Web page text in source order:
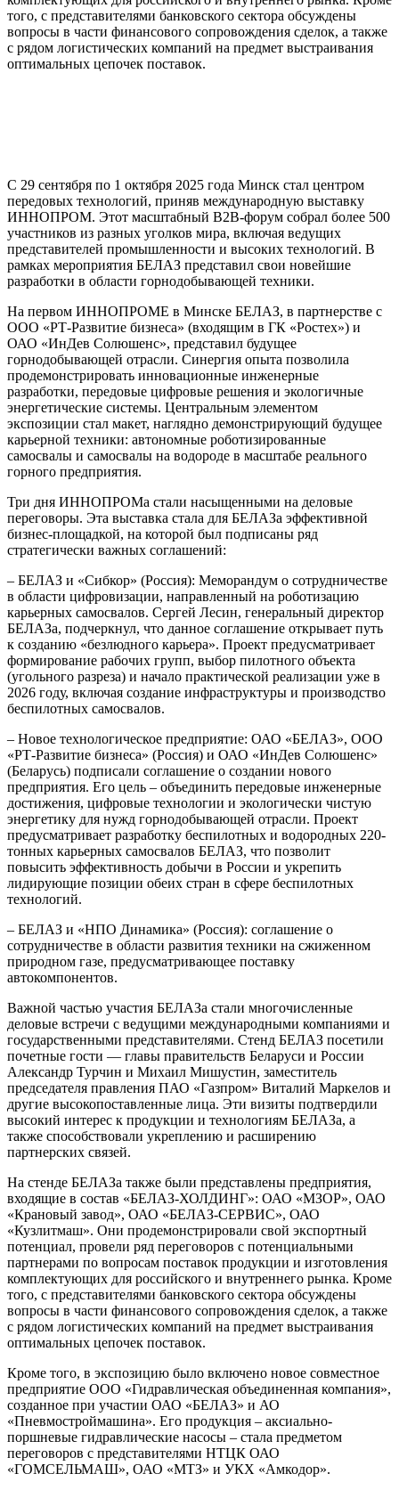
того, с представителями банковского сектора обсуждены
вопросы в части финансового сопровождения сделок, а также
с рядом логистических компаний на предмет выстраивания
оптимальных цепочек поставок.
С 29 сентября по 1 октября 2025 года Минск стал центром
передовых технологий, приняв международную выставку
ИННОПРОМ. Этот масштабный B2B-форум собрал более 500
участников из разных уголков мира, включая ведущих
представителей промышленности и высоких технологий. В
рамках мероприятия БЕЛАЗ представил свои новейшие
разработки в области горнодобывающей техники.
На первом ИННОПРОМЕ в Минске БЕЛАЗ, в партнерстве с
ООО «РТ-Развитие бизнеса» (входящим в ГК «Ростех») и
ОАО «ИнДев Солюшенс», представил будущее
горнодобывающей отрасли. Синергия опыта позволила
продемонстрировать инновационные инженерные
разработки, передовые цифровые решения и экологичные
энергетические системы. Центральным элементом
экспозиции стал макет, наглядно демонстрирующий будущее
карьерной техники: автономные роботизированные
самосвалы и самосвалы на водороде в масштабе реального
горного предприятия.
Три дня ИННОПРОМа стали насыщенными на деловые
переговоры. Эта выставка стала для БЕЛАЗа эффективной
бизнес-площадкой, на которой был подписаны ряд
стратегически важных соглашений:
– БЕЛАЗ и «Сибкор» (Россия): Меморандум о сотрудничестве
в области цифровизации, направленный на роботизацию
карьерных самосвалов. Сергей Лесин, генеральный директор
БЕЛАЗа, подчеркнул, что данное соглашение открывает путь
к созданию «безлюдного карьера». Проект предусматривает
формирование рабочих групп, выбор пилотного объекта
(угольного разреза) и начало практической реализации уже в
2026 году, включая создание инфраструктуры и производство
беспилотных самосвалов.
– Новое технологическое предприятие: ОАО «БЕЛАЗ», ООО
«РТ-Развитие бизнеса» (Россия) и ОАО «ИнДев Солюшенс»
(Беларусь) подписали соглашение о создании нового
предприятия. Его цель – объединить передовые инженерные
достижения, цифровые технологии и экологически чистую
энергетику для нужд горнодобывающей отрасли. Проект
предусматривает разработку беспилотных и водородных 220-
тонных карьерных самосвалов БЕЛАЗ, что позволит
повысить эффективность добычи в России и укрепить
лидирующие позиции обеих стран в сфере беспилотных
технологий.
– БЕЛАЗ и «НПО Динамика» (Россия): соглашение о
сотрудничестве в области развития техники на сжиженном
природном газе, предусматривающее поставку
автокомпонентов.
Важной частью участия БЕЛАЗа стали многочисленные
деловые встречи с ведущими международными компаниями и
государственными представителями. Стенд БЕЛАЗ посетили
почетные гости — главы правительств Беларуси и России
Александр Турчин и Михаил Мишустин, заместитель
председателя правления ПАО «Газпром» Виталий Маркелов и
другие высокопоставленные лица. Эти визиты подтвердили
высокий интерес к продукции и технологиям БЕЛАЗа, а
также способствовали укреплению и расширению
партнерских связей.
На стенде БЕЛАЗа также были представлены предприятия,
входящие в состав «БЕЛАЗ-ХОЛДИНГ»: ОАО «МЗОР», ОАО
«Крановый завод», ОАО «БЕЛАЗ-СЕРВИС», ОАО
«Кузлитмаш». Они продемонстрировали свой экспортный
потенциал, провели ряд переговоров с потенциальными
партнерами по вопросам поставок продукции и изготовления
комплектующих для российского и внутреннего рынка. Кроме
того, с представителями банковского сектора обсуждены
вопросы в части финансового сопровождения сделок, а также
с рядом логистических компаний на предмет выстраивания
оптимальных цепочек поставок.
Кроме того, в экспозицию было включено новое совместное
предприятие ООО «Гидравлическая объединенная компания»,
созданное при участии ОАО «БЕЛАЗ» и АО
«Пневмостроймашина». Его продукция – аксиально-
поршневые гидравлические насосы – стала предметом
переговоров с представителями НТЦК ОАО
«ГОМСЕЛЬМАШ», ОАО «МТЗ» и УКХ «Амкодор».